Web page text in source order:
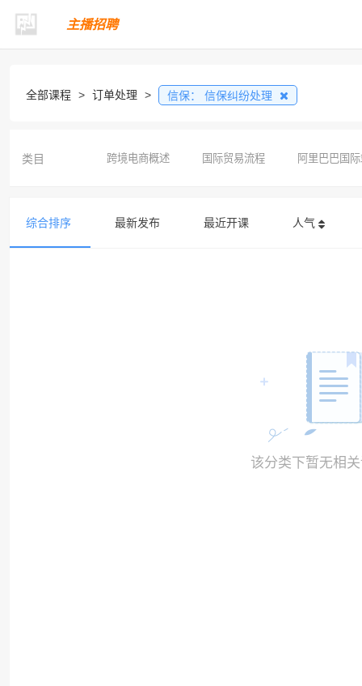
主播招聘
全部课程 > 订单处理 > 信保： 信保纠纷处理
类目 跨境电商概述 国际贸易流程 阿里巴巴国
综合排序 最新发布 最近开课 人气
该分类下暂无相